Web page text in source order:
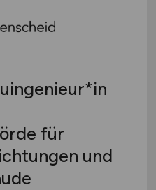
für
und